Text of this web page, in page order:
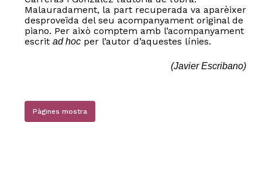
Malauradament, la part recuperada va aparèixer
desproveïda del seu acompanyament original de
piano. Per això comptem amb l’acompanyament
escrit ad hocper l’autor d’aquestes línies.
(Javier Escribano)
Pàgines mostra